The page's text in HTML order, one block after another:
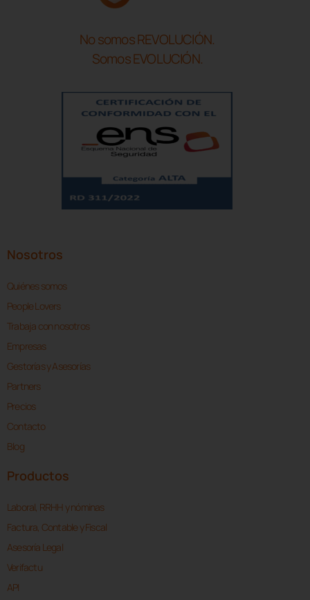
No somos REVOLUCIÓN.
Somos EVOLUCIÓN.
Nosotros
Quiénes somos
People Lovers
Trabaja con nosotros
Empresas
Gestorías y Asesorías
Partners
Precios
Contacto
Blog
Productos
Laboral, RRHH y nóminas
Factura, Contable y Fiscal
Asesoría Legal
Verifactu
API